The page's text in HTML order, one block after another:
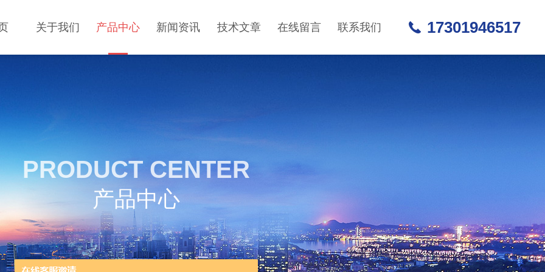
关于我们 产品中心 新闻资讯 技术文章 在线留言 联系我们 17301946517
PRODUCT CENTER
产品中心